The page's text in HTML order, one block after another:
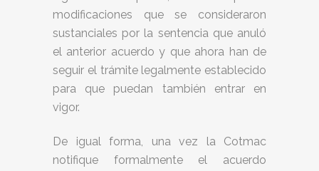
modificaciones que se consideraron
sustanciales por la sentencia que anuló
el anterior acuerdo y que ahora han de
seguir el trámite legalmente establecido
para que puedan también entrar en
vigor.
De igual forma, una vez la Cotmac
notifique formalmente el acuerdo